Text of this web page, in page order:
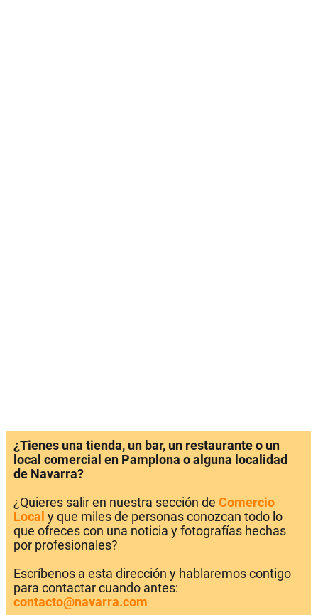
¿Tienes una tienda, un bar, un restaurante o un
local comercial en Pamplona o alguna localidad
de Navarra?
¿Quieres salir en nuestra sección de Comercio
Local y que miles de personas conozcan todo lo
que ofreces con una noticia y fotografías hechas
por profesionales?
Escríbenos a esta dirección y hablaremos contigo
para contactar cuando antes:
contacto@navarra.com